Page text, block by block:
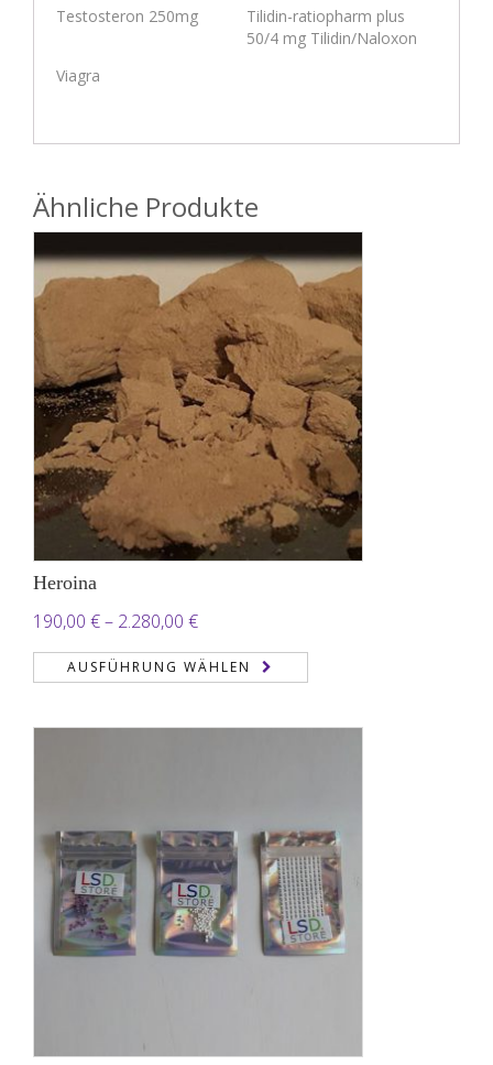
Testosteron 250mg
Tilidin-ratiopharm plus
50/4 mg Tilidin/Naloxon
Viagra
Ähnliche Produkte
Heroina
190,00 €– 2.280,00 €Preisspanne:
190,00 €
bis
AUSFÜHRUNG WÄHLEN